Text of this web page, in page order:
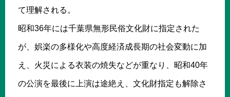
て理解される。
昭和36年には千葉県無形民俗文化財に指定された
が、娯楽の多様化や高度経済成長期の社会変動に加
え、火災による衣装の焼失などが重なり、昭和40年
の公演を最後に上演は途絶え、文化財指定も解除さ